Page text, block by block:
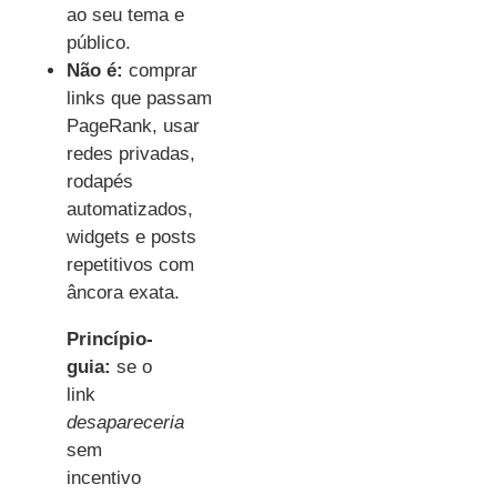
ao seu tema e
público.
Não é: comprar
links que passam
PageRank, usar
redes privadas,
rodapés
automatizados,
widgets e posts
repetitivos com
âncora exata.
Princípio-
guia: se o
link
desapareceria
sem
incentivo